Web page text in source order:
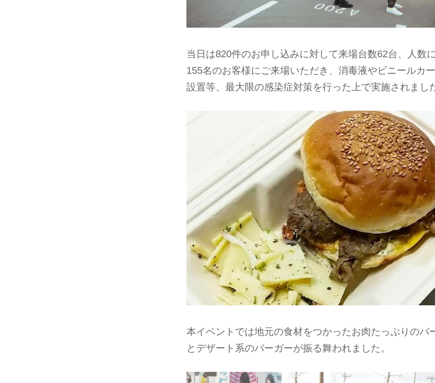
当日は820件のお申し込みに対して来場台数62台、人数
155名のお客様にご来場いただき、消毒液やビニールカ
設置等、最大限の感染症対策を行った上で実施されまし
本イベントでは地元の食材をつかったお肉たっぷりのバ
とデザート系のバーガーが振る舞われました。